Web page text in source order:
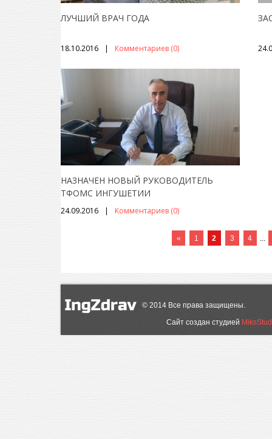
ЛУЧШИЙ ВРАЧ ГОДА
18.10.2016 Комментариев (0)
НАЗНАЧЕН НОВЫЙ РУКОВОДИТЕЛЬ
ТФОМС ИНГУШЕТИИ
24.09.2016 Комментариев (0)
« 1 2 3 4 ...
© 2014 Все права защищены.
Сайт создан студией